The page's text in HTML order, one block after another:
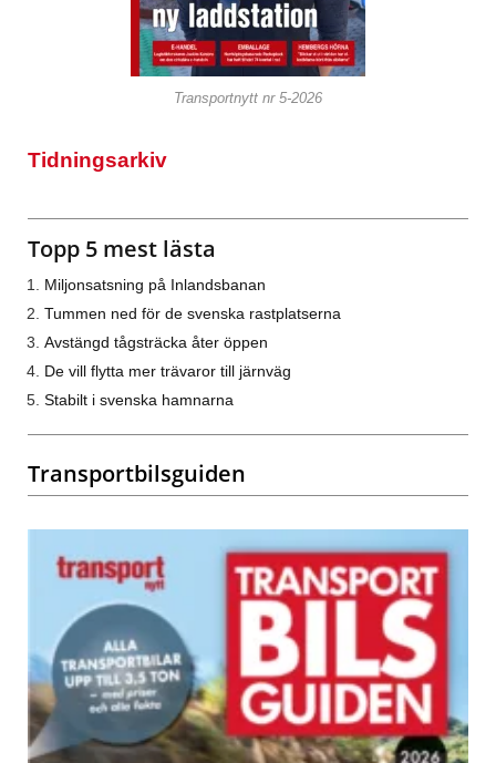
Transportnytt nr 5-2026
Tidningsarkiv
Topp 5 mest lästa
Miljonsatsning på Inlandsbanan
Tummen ned för de svenska rastplatserna
Avstängd tågsträcka åter öppen
De vill flytta mer trävaror till järnväg
Stabilt i svenska hamnarna
Transportbilsguiden